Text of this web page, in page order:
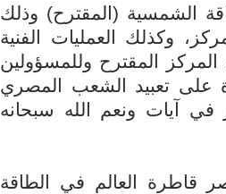
الشمسية (المقترح) وذلك
وكذلك العمليات الفنية
المركز المقترح وللمسؤولين
على تعبيد الشعب المصري
في آيات ونعم الله سبحانه
قاطرة العالم في الطاقة